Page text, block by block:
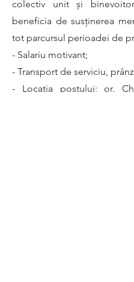
colectiv unit și
beneficia de susținerea
tot parcursul perioadei de
- Salariu motivant;
- Transport de serviciu,
- Locația postului: or.